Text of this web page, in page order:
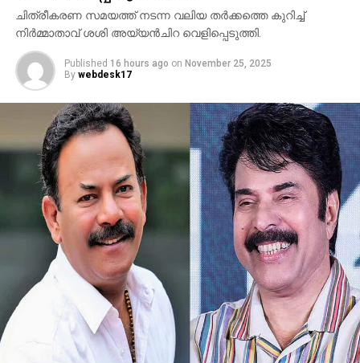
ചിത്രീകരണ സമയത്ത് നടന്ന വലിയ തര്‍ക്കത്തെ കുറിച്ച്
നിര്‍മ്മാതാവ് ശശി അയ്യന്‍ചിറ വെളിപ്പെടുത്തി.
Published 16 hours ago on November 25, 2025
By webdesk17